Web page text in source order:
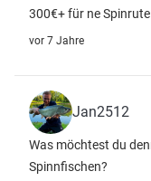
300€+ für ne
vor 7 Jahre
Jan2512
Was möchtest du
Spinnfischen?